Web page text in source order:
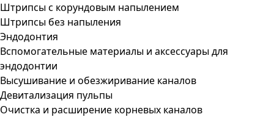
Штрипсы c корундовым напылением
Штрипсы без напыления
Эндодонтия
Вспомогательные материалы и аксессуары для
эндодонтии
Высушивание и обезжиривание каналов
Девитализация пульпы
Очистка и расширение корневых каналов